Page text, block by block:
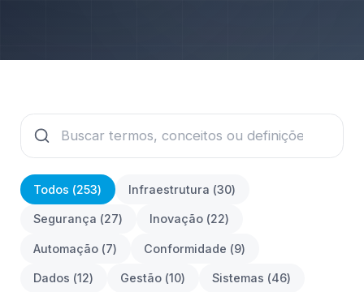
Todos (253) Infraestrutura (30)
Segurança (27) Inovação (22)
Automação (7) Conformidade (9)
Dados (12) Gestão (10) Sistemas (46)